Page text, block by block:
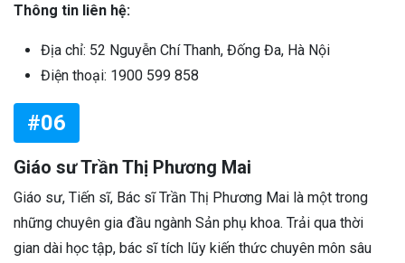
Thông tin liên hệ:
Địa chỉ: 52 Nguyễn Chí Thanh, Đống Đa, Hà Nội
Điện thoại: 1900 599 858
#06
Giáo sư Trần Thị Phương Mai
Giáo sư, Tiến sĩ, Bác sĩ Trần Thị Phương Mai là một trong
những chuyên gia đầu ngành Sản phụ khoa. Trải qua thời
gian dài học tập, bác sĩ tích lũy kiến thức chuyên môn sâu